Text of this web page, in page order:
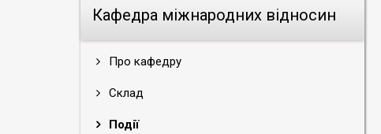
Кафедра міжнародних відносин
Про кафедру
Склад
Події